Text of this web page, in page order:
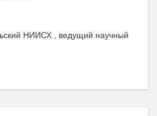
НИИСХ , ведущий научный